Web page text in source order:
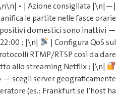
inutilizzabile:\n\n|
——————–|\n|
|
serali quando altri
tipicamente dalle 20:00 alle
router privilegiando
priorità al flusso video rispetto
| Usa VPN solo se necessario —
vicini al data center